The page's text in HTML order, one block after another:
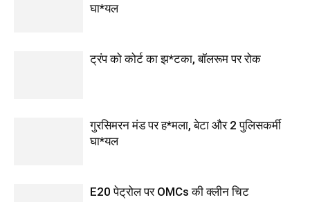
घा*यल
ट्रंप को कोर्ट का झ*टका, बॉलरूम पर रोक
गुरसिमरन मंड पर ह*मला, बेटा और 2 पुलिसकर्मी
घा*यल
E20 पेट्रोल पर OMCs की क्लीन चिट